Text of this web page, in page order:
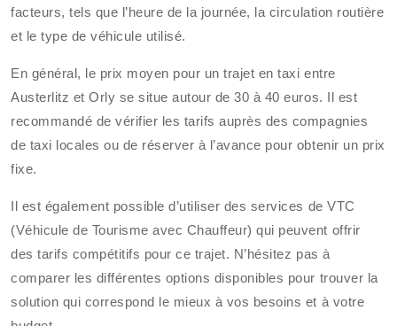
facteurs, tels que l’heure de la journée, la circulation routière
et le type de véhicule utilisé.
En général, le prix moyen pour un trajet en taxi entre
Austerlitz et Orly se situe autour de 30 à 40 euros. Il est
recommandé de vérifier les tarifs auprès des compagnies
de taxi locales ou de réserver à l’avance pour obtenir un prix
fixe.
Il est également possible d’utiliser des services de VTC
(Véhicule de Tourisme avec Chauffeur) qui peuvent offrir
des tarifs compétitifs pour ce trajet. N’hésitez pas à
comparer les différentes options disponibles pour trouver la
solution qui correspond le mieux à vos besoins et à votre